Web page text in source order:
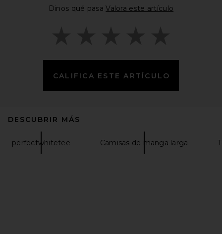
GRLFRND
Dinos qué pasaValora este artículo
CALIFICA ESTE ARTÍCULO
DESCUBRIR MÁS
perfectwhitetee Camisas de manga larga